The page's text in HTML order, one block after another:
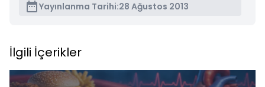
Yayınlanma Tarihi:28 Ağustos 2013
İlgili İçerikler